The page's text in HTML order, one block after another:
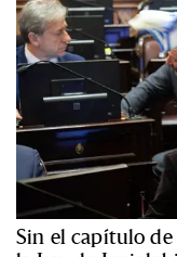
Sin el capítulo de